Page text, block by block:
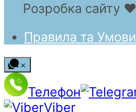
Розробка сайту ❤
Правила та Умови
Телефон
Viber